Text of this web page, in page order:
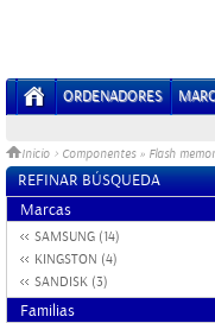
ORDENADORES
Inicio > Componentes » Flash
REFINAR BÚSQUEDA
Marcas
SAMSUNG (14)
KINGSTON (4)
SANDISK (3)
Familias